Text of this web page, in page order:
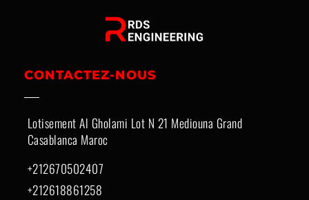
CONTACTEZ-NOUS
Lotisement Al Gholami Lot N 21 Mediouna Grand
Casablanca Maroc
+212670502407
+212618861258